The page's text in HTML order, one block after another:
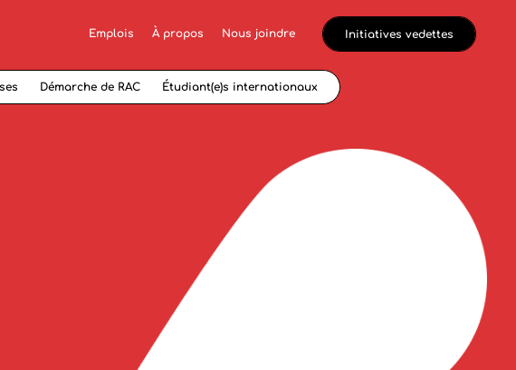
Emplois À propos Nous joindre Initiatives vedettes
Démarche de RAC Étudiant(e)s internationaux